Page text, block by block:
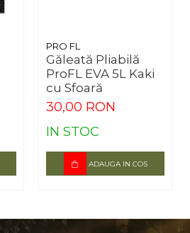
PRO FL
Găleată Pliabilă
ProFL EVA 5L Kaki
cu Sfoară
30,00 RON
IN STOC
ADAUGA IN COS